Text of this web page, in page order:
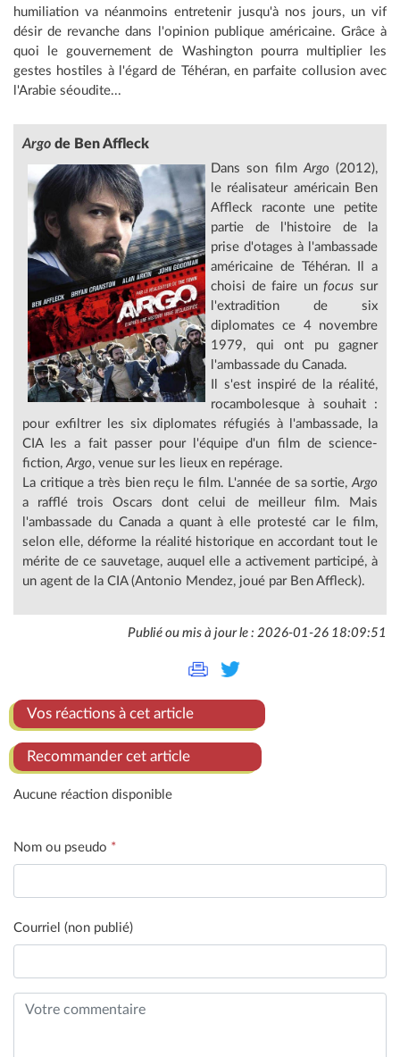
humiliation va néanmoins entretenir jusqu'à nos jours, un vif
désir de revanche dans l'opinion publique américaine. Grâce à
quoi le gouvernement de Washington pourra multiplier les
gestes hostiles à l'égard de Téhéran, en parfaite collusion avec
l'Arabie séoudite...
Argo de Ben Affleck
Dans son filmArgo (2012),
le réalisateur américain Ben
Affleck raconte une petite
partie de l'histoire de la
prise d'otages à l'ambassade
américaine de Téhéran. Il a
choisi de faire unfocussur
l'extradition de six
diplomates ce 4 novembre
1979, qui ont pu gagner
l'ambassade du Canada.
Il s'est inspiré de la réalité,
rocambolesque à souhait :
pour exfiltrer les six diplomates réfugiés à l'ambassade, la
CIA les a fait passer pour l'équipe d'un film de science-
fiction,Argo, venue sur les lieux en repérage.
La critique a très bien reçu le film. L'année de sa sortie,Argo
a rafflé trois Oscars dont celui de meilleur film. Mais
l'ambassade du Canada a quant à elle protesté car le film,
selon elle, déforme la réalité historique en accordant tout le
mérite de ce sauvetage, auquel elle a activement participé, à
un agent de la CIA (Antonio Mendez, joué par Ben Affleck).
Publié ou mis à jour le : 2026-01-26 18:09:51
Vos réactions à cet article
Recommander cet article
Aucune réaction disponible
Nom ou pseudo *
Courriel (non publié)